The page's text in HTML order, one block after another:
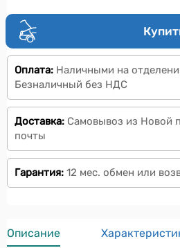
Оплата: Наличными на
Безналичный без НДС
Доставка: Самовывоз из Новой
почты
Гарантия: 12 мес. обмен или
Описание